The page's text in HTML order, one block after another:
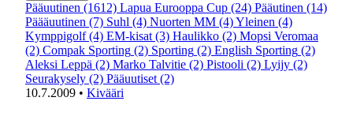
Pääuutinen (1612) Lapua Eurooppa Cup (24) Pääutinen (14)
Päääuutinen (7) Suhl (4) Nuorten MM (4)Yleinen (4)
Kymppigolf (4) EM-kisat (3) Haulikko (2) Mopsi Veromaa
(2) Compak Sporting (2) Sporting (2) English Sporting (2)
Aleksi Leppä (2) Marko Talvitie (2) Pistooli (2) Lyijy (2)
Seurakysely (2) Pääuutiset (2)
10.7.2009 • Kivääri